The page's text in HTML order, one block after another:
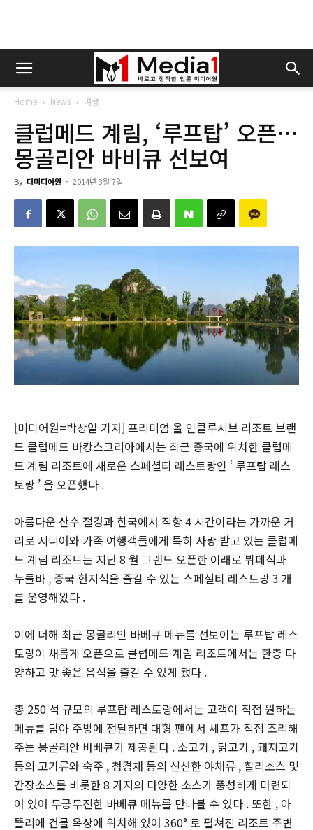
Home News 여행
클럽메드 계림, ‘루프탑’ 오픈…
몽골리안 바비큐 선보여
By 더미디어원 - 2014년 3월 7일
[미디어원=박상일 기자] 프리미엄 올 인클루시브 리조트 브랜
드 클럽메드 바캉스코리아에서는 최근 중국에 위치한 클럽메
드 계림 리조트에 새로운 스페셜티 레스토랑인 ‘ 루프탑 레스
토랑 ’ 을 오픈했다 .
아름다운 산수 절경과 한국에서 직항 4 시간이라는 가까운 거
리로 시니어와 가족 여행객들에게 특히 사랑 받고 있는 클럽메
드 계림 리조트는 지난 8 월 그랜드 오픈한 이래로 뷔페식과
누들바 , 중국 현지식을 즐길 수 있는 스페셜티 레스토랑 3 개
를 운영해왔다 .
이에 더해 최근 몽골리안 바베큐 메뉴를 선보이는 루프탑 레스
토랑이 새롭게 오픈으로 클럽메드 계림 리조트에서는 한층 다
양하고 맛 좋은 음식을 즐길 수 있게 됐다 .
총 250 석 규모의 루프탑 레스토랑에서는 고객이 직접 원하는
메뉴를 담아 주방에 전달하면 대형 팬에서 셰프가 직접 조리해
주는 몽골리안 바베큐가 제공된다 . 소고기 , 닭고기 , 돼지고기
등의 고기류와 숙주 , 청경채 등의 신선한 야채류 , 칠리소스 및
간장소스를 비롯한 8 가지의 다양한 소스가 풍성하게 마련되
어 있어 무궁무진한 바베큐 메뉴를 만나볼 수 있다 . 또한 , 아
뜰리에 건물 옥상에 위치해 있어 360° 로 펼쳐진 리조트 주변